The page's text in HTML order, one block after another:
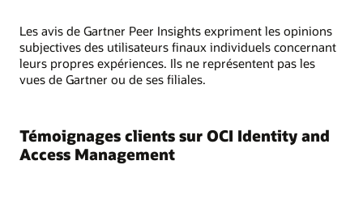
Les avis de Gartner Peer Insights expriment les opinions
subjectives des utilisateurs finaux individuels concernant
leurs propres expériences. Ils ne représentent pas les
vues de Gartner ou de ses filiales.
Témoignages clients sur OCI Identity and
Access Management